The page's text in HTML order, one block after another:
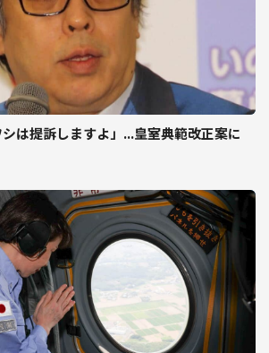
は提訴しますよ」...皇室典範改正案に